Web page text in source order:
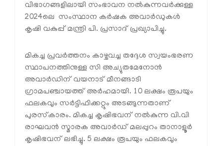
വിഭാഗങ്ങളിലായി സംഭാവന നൽകുന്നവർക്കുള്ള
2024ലെ സംസ്ഥാന കർഷക അവാർഡുകൾ
കൃഷി വകുപ്പ് മന്ത്രി പി. പ്രസാദ് പ്രഖ്യാപിച്ചു.
മികച്ച പ്രവർത്തനം കാഴ്ചവച്ച തദ്ദേശ സ്വയംഭരണ
സ്ഥാപനത്തിനുള്ള സി അച്യുതമേനോൻ
അവാർഡിന് വയനാട് മീനങ്ങാടി
ഗ്രാമപഞ്ചായത്ത് അർഹമായി. 10 ലക്ഷം രൂപയും
ഫലകവും സർട്ടിഫിക്കറ്റും അടങ്ങുന്നതാണ്
പുരസ്‌കാരം. മികച്ച കൃഷിഭവന് നൽകുന്ന വി.വി
രാഘവൻ സ്മാരക അവാർഡ് മലപ്പുറം താനാളൂർ
കൃഷിഭവന് ലഭിച്ചു. 5 ലക്ഷം രൂപയും ഫലകവും